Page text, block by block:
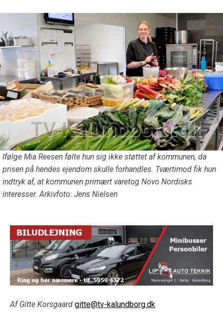
Ifølge Mia Reesen følte hun sig ikke støttet af kommunen, da
prisen på hendes ejendom skulle forhandles. Tværtimod fik hun
indtryk af, at kommunen primært varetog Novo Nordisks
interesser. Arkivfoto: Jens Nielsen
Af Gitte Korsgaard gitte@tv-kalundborg.dk